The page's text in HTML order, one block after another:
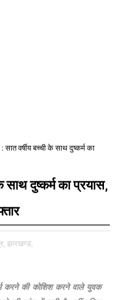
वर्षीय बच्ची के साथ दुष्कर्म का
दुष्कर्म का प्रयास,
झारखण्ड,
करने की कोशिश करने वाले युवक